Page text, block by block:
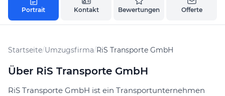
Portrait Kontakt Bewertungen Offerte
Startseite/Umzugsfirma/RiS Transporte GmbH
Über RiS Transporte GmbH
RiS Transporte GmbH ist ein Transportunternehmen